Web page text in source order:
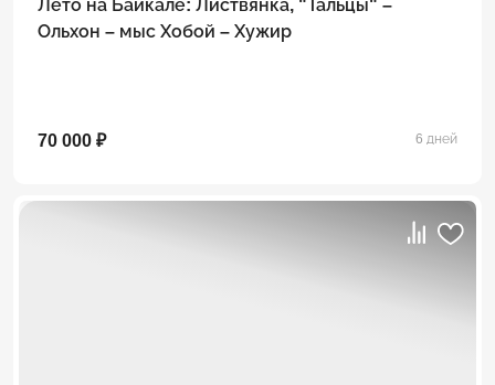
Лето на Байкале: Листвянка, "Тальцы" –
Ольхон – мыс Хобой – Хужир
70 000 ₽ 6 дней